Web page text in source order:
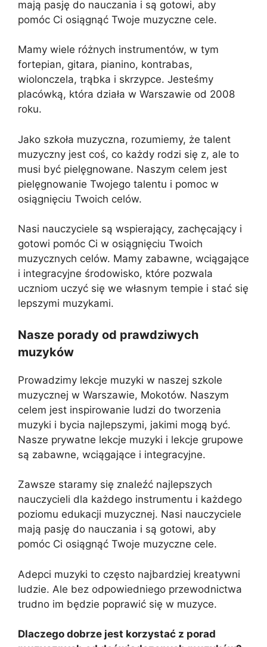
mają pasję do nauczania i są gotowi, aby
pomóc Ci osiągnąć Twoje muzyczne cele.
Mamy wiele różnych instrumentów, w tym
fortepian, gitara, pianino, kontrabas,
wiolonczela, trąbka i skrzypce. Jesteśmy
placówką, która działa w Warszawie od 2008
roku.
Jako szkoła muzyczna, rozumiemy, że talent
muzyczny jest coś, co każdy rodzi się z, ale to
musi być pielęgnowane. Naszym celem jest
pielęgnowanie Twojego talentu i pomoc w
osiągnięciu Twoich celów.
Nasi nauczyciele są wspierający, zachęcający i
gotowi pomóc Ci w osiągnięciu Twoich
muzycznych celów. Mamy zabawne, wciągające
i integracyjne środowisko, które pozwala
uczniom uczyć się we własnym tempie i stać się
lepszymi muzykami.
Nasze porady od prawdziwych
muzyków
Prowadzimy lekcje muzyki w naszej szkole
muzycznej w Warszawie, Mokotów. Naszym
celem jest inspirowanie ludzi do tworzenia
muzyki i bycia najlepszymi, jakimi mogą być.
Nasze prywatne lekcje muzyki i lekcje grupowe
są zabawne, wciągające i integracyjne.
Zawsze staramy się znaleźć najlepszych
nauczycieli dla każdego instrumentu i każdego
poziomu edukacji muzycznej. Nasi nauczyciele
mają pasję do nauczania i są gotowi, aby
pomóc Ci osiągnąć Twoje muzyczne cele.
Adepci muzyki to często najbardziej kreatywni
ludzie. Ale bez odpowiedniego przewodnictwa
trudno im będzie poprawić się w muzyce.
Dlaczego dobrze jest korzystać z porad